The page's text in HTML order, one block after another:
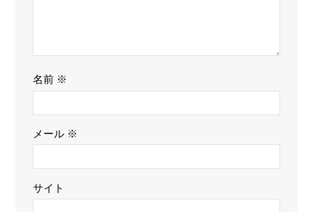
名前 ※
メール ※
サイト